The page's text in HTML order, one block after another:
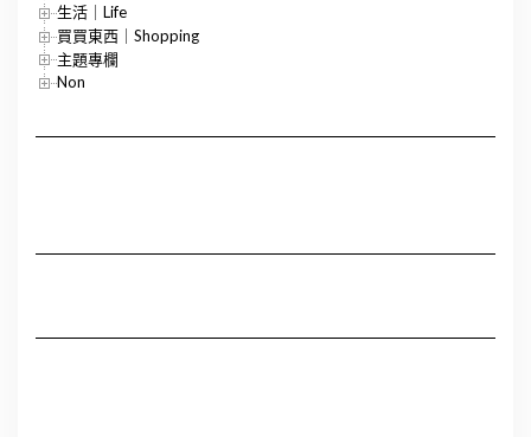
生活｜Life
買買東西｜Shopping
主題專欄
Non